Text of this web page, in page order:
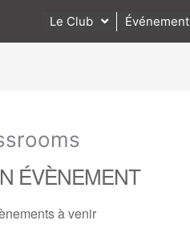
Le Club
ÉVÈNEMENT
à venir